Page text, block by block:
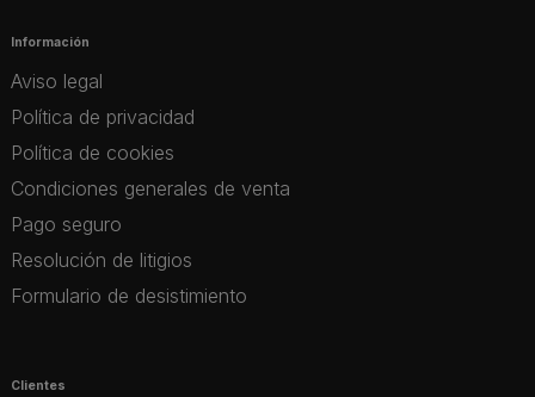
Información
Aviso legal
Política de privacidad
Política de cookies
Condiciones generales de venta
Pago seguro
Resolución de litigios
Formulario de desistimiento
Clientes